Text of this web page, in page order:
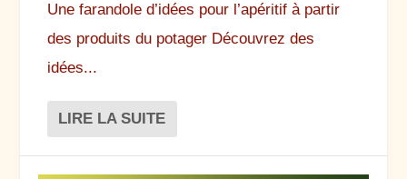
Une farandole d’idées pour l’apéritif à partir
des produits du potager Découvrez des
idées...
LIRE LA SUITE